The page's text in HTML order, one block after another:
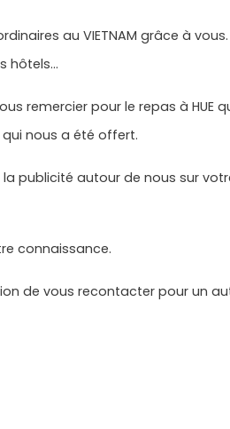
au VIETNAM grâce à
hôtels...
remercier pour le repas à HUE
nous a été offert.
publicité autour de nous sur
connaissance.
de vous recontacter pour un